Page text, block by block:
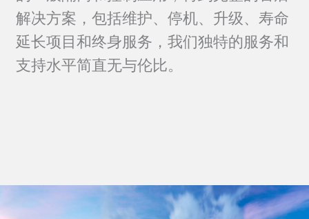
解决方案，包括维护、停机、升级、寿命
延长项目和终身服务，我们独特的服务和
支持水平简直无与伦比。